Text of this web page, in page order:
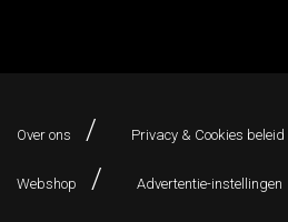
Over ons Privacy & Cookies beleid
Webshop Advertentie-instellingen